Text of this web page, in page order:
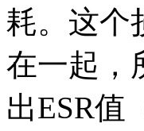
耗。这个
在一起，
出ESR值